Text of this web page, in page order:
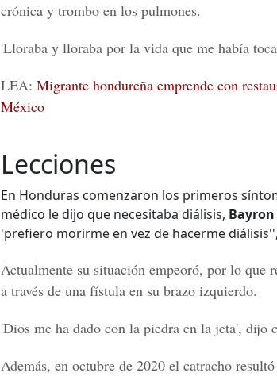
crónica y trombo en los pulmones.
'Lloraba y lloraba por la vida que me había
LEA: Migrante hondureña emprende con
México
Lecciones
En Honduras comenzaron los primeros
médico le dijo que necesitaba diálisis, Bayron
'prefiero morirme en vez de hacerme
Actualmente su situación empeoró, por lo que
a través de una fístula en su brazo izquierdo.
'Dios me ha dado con la piedra en la jeta', dijo
Además, en octubre de 2020 el catracho